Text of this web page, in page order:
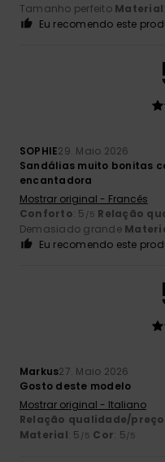
Tamanho perfeito Material
Eu recomendo este
SOPHIE29. Maio 2026
Sandálias muito bonitas
encantadora
Mostrar original - Francês
Conforto: 5 /5 Relação
Demasiado grande
Eu recomendo este
Markus27. Maio 2026
Gosto deste modelo
Mostrar original - Italiano
Relação qualidade/preço
Material: 5 /5 Cor: 5/5